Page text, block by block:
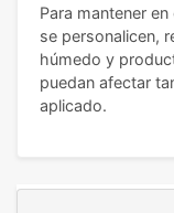
Para mantener
se personalicen,
húmedo y
puedan afectar
aplicado.